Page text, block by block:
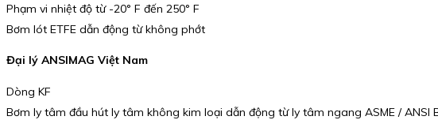
Phạm vi nhiệt độ từ -20° F đến 250° F
Bơm lót ETFE dẫn động từ không phớt
Đại lý ANSIMAG Việt Nam
Dòng KF
Bơm ly tâm đầu hút ly tâm không kim loại dẫn động từ ly tâm ngang ASME / ANSI